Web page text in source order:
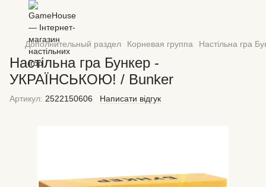
Дополнительный раздел Корневая группа Настільна гра
Настільна гра Бункер -
УКРАЇНСЬКОЮ! / Bunker
Артикул: 2522150606 Написати відгук